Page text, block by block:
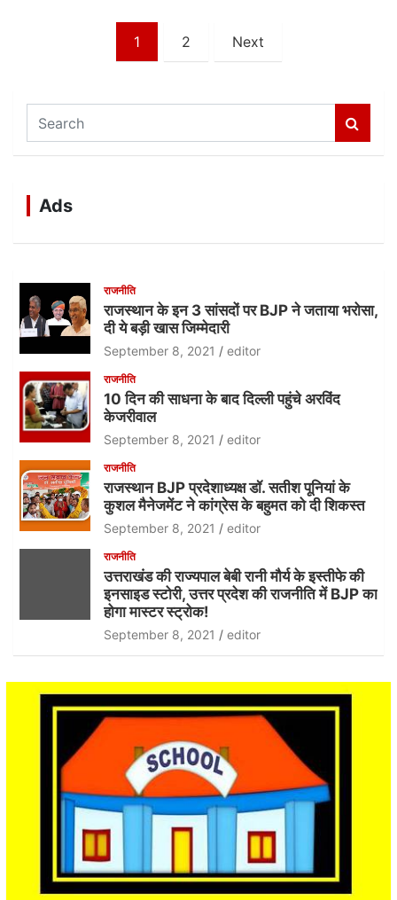
navigation
1 2 Next
a
c
h
Ads
राजनीति
राजस्थान के इन 3 सांसदों पर BJP ने जताया भरोसा,
दी ये बड़ी खास जिम्मेदारी
September 8, 2021 editor
राजनीति
10 दिन की साधना के बाद दिल्ली पहुंचे अरविंद
केजरीवाल
September 8, 2021 editor
राजनीति
राजस्थान BJP प्रदेशाध्यक्ष डॉ. सतीश पूनियां के
कुशल मैनेजमेंट ने कांग्रेस के बहुमत को दी शिकस्त
September 8, 2021 editor
राजनीति
उत्तराखंड की राज्यपाल बेबी रानी मौर्य के इस्तीफे की
इनसाइड स्टोरी, उत्तर प्रदेश की राजनीति में BJP का
होगा मास्टर स्ट्रोक!
September 8, 2021 editor